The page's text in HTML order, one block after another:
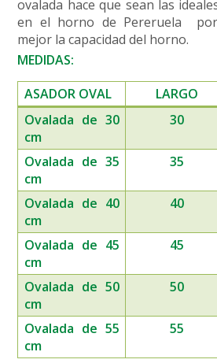
ovalada hace que sean las
en el horno de Pereruela
mejor la capacidad del horno.
MEDIDAS:
ASADOR OVAL
LARGO
Ovalada de 30
cm
30
Ovalada de 35
cm
35
Ovalada de 40
cm
40
Ovalada de 45
cm
45
Ovalada de 50
cm
50
Ovalada de 55
cm
55